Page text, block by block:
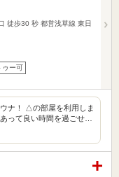
徒歩30 秒 都営浅草線 東日
ゥー可
ナ！ △の部屋を利用しま
って良い時間を過ごせ…